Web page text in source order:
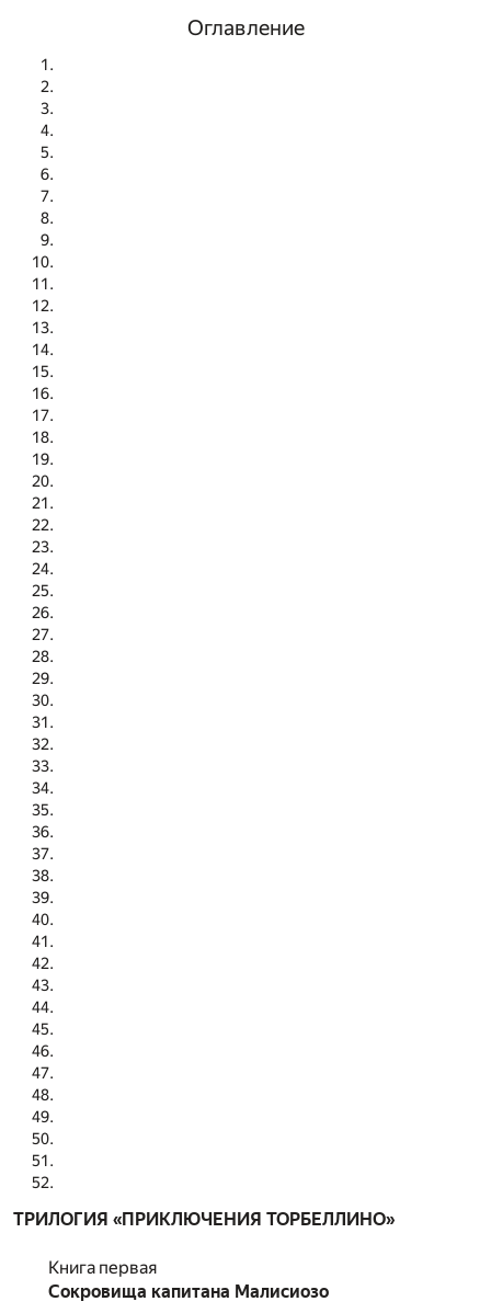
Оглавление
ТРИЛОГИЯ «ПРИКЛЮЧЕНИЯ ТОРБЕЛЛИНО»
Книга первая
Сокровища капитана Малисиозо